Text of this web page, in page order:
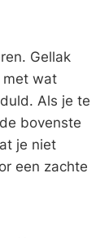
Gellak
met wat
Als je te
bovenste
je niet
een zachte